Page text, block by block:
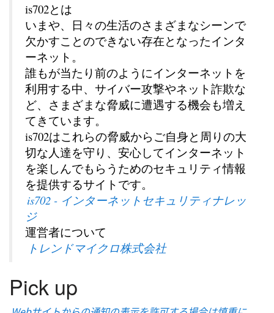
is702とは
いまや、日々の生活のさまざまなシーンで
欠かすことのできない存在となったインタ
ーネット。
誰もが当たり前のようにインターネットを
利用する中、サイバー攻撃やネット詐欺な
ど、さまざまな脅威に遭遇する機会も増え
てきています。
is702はこれらの脅威からご自身と周りの大
切な人達を守り、安心してインターネット
を楽しんでもらうためのセキュリティ情報
を提供するサイトです。
is702 - インターネットセキュリティナレッ
ジ
運営者について
トレンドマイクロ株式会社
Pick up